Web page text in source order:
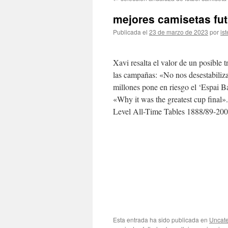
contenido
mejores camisetas
Publicada el 23 de marzo de 2023 por
Xavi resalta el valor de un posible
las campañas: «No nos
millones pone en riesgo el ‘Espai
«Why it was the greatest cup
Level All-Time Tables 1888/89-
Esta entrada ha sido publicada en